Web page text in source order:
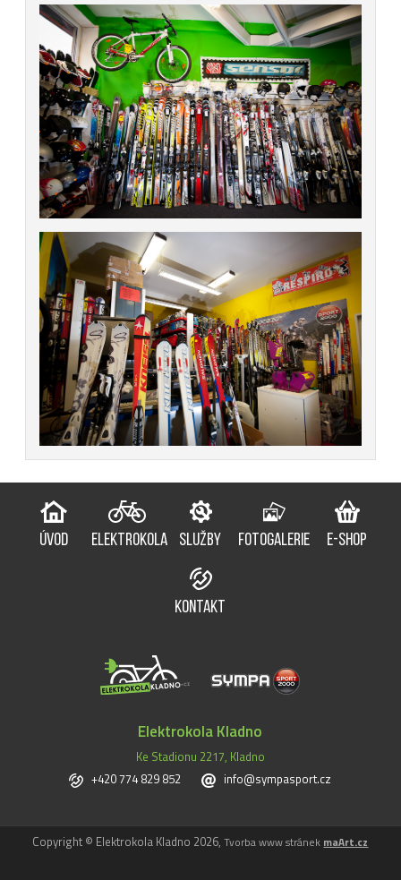
ÚVOD ELEKTROKOLA SLUŽBY FOTOGALERIE E-SHOP
KONTAKT
Elektrokola Kladno
Ke Stadionu 2217, Kladno
+420 774 829 852
info@sympasport.cz
Copyright © Elektrokola Kladno 2026,Tvorba www stránek maArt.cz